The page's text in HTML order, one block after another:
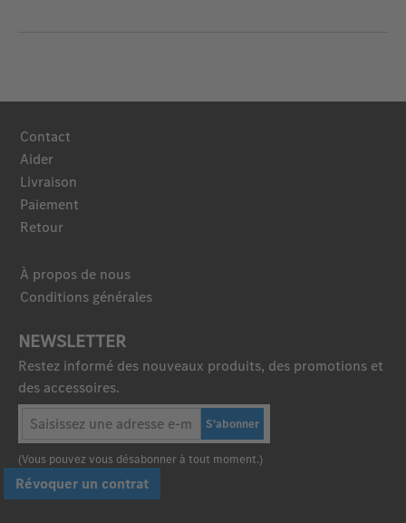
Contact
Aider
Livraison
Paiement
Retour
À propos de nous
Conditions générales
NEWSLETTER
Restez informé des nouveaux produits, des promotions et
des accessoires.
S'abonner
(Vous pouvez vous désabonner à tout moment.)
Révoquer un contrat